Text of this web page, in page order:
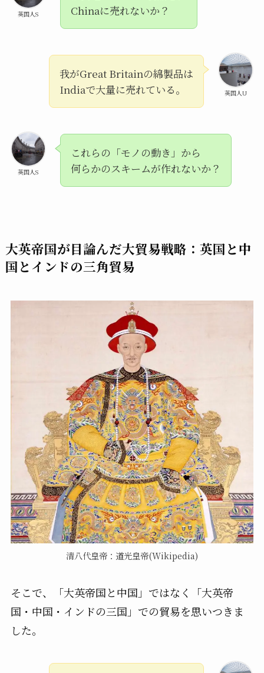
英国人S
Chinaに売れないか？
英国人U
我がGreat Britainの綿製品は
Indiaで大量に売れている。
英国人S
これらの「モノの動き」から
何らかのスキームが作れないか？
大英帝国が目論んだ大貿易戦略：英国と中
国とインドの三角貿易
清八代皇帝：道光皇帝(Wikipedia)
そこで、「大英帝国と中国」ではなく「大英帝
国・中国・インドの三国」での貿易を思いつきま
した。